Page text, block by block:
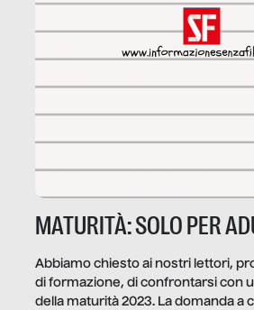
MATURITÀ: SOLO PER
Abbiamo chiesto ai nostri lettori,
di formazione, di confrontarsi con
della maturità 2023. La domanda a